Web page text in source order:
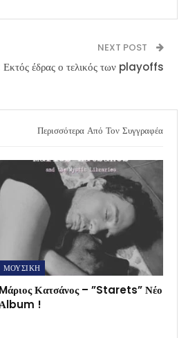
NEXT POST
Εκτός έδρας ο τελικός των playoffs
Περισσότερα Από Τον Συγγραφέα
ΜΟΥΣΙΚΗ
Mάριος Κατσάνος – ”Starets” Νέο
!